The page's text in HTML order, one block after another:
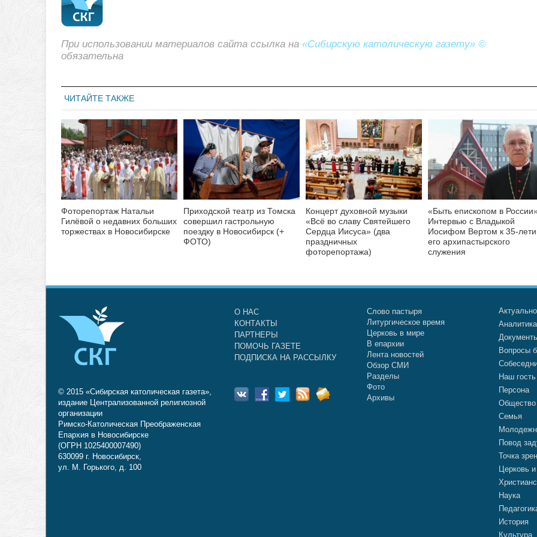
При использовании материалов сайта ссылка на «Сибирскую католическую газету» ©
обязательна
ЧИТАЙТЕ ТАКЖЕ
Фоторепортаж Натальи
Гилёвой о недавних больших
торжествах в Новосибирске
Приходской театр из Томска
совершил гастрольную
поездку в Новосибирск (+
ФОТО)
Концерт духовной музыки
«Всё во славу Святейшего
Сердца Иисуса» (два
праздничных
фоторепортажа)
«Быть епископом в
Интервью с Владыкой
Иосифом Вертом к 35-
его архипастырского
служения
© 2015 «Сибирская католическая газета»,
издание Централизованной религиозной
организации
Римско-Католическая Преображенская
Епархия в Новосибирске
(ОГРН 1025400007490)
630099 г. Новосибирск,
ул. М. Горького, д. 100
О НАС
КОНТАКТЫ
ПАРТНЕРЫ
ПОМОЧЬ ГАЗЕТЕ
ПОДПИСКА НА РАССЫЛКУ
Слово пастыря
Литургическое время
Церковь в мире
В епархии
Лента новостей
Обзор СМИ
Разделы
Фото
Архивы
Актуально
Аналитика
Вопросы
Наш гость
Персона
Общество
Семья
Повод
Точка
Церковь
Наука
История
Культура